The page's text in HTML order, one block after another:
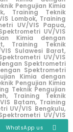
Pengujian Kimia
Training Teknik
Lombok, Training
UV/VIS Papua,
UV/VIS
Kimia dengan
Training Teknik
Sulawesi Barat,
UV/VIS
Spektrometri
Spektrometri
Kimia dengan
Pengujian Kimia
Teknik Pengujian
Training Teknik
Batam, Training
UV/VIS Bengkulu,
UV/VIS
WhatsApp us